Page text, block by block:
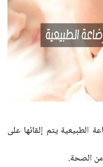
يتم إلقائها على
الصحة.